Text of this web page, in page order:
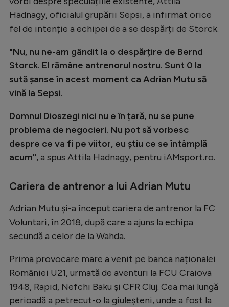
Tenis
Natație
Formula 1
Auto
Rugby
Ciclism
JO 2026
Intră în cont
Creează cont
Hadnagy, oficialul grupării Sepsi, a infirmat orice
fel de intenție a echipei de a se despărți de Storck.
"Nu, nu ne-am gândit la o despărțire de Bernd
Storck. El rămâne antrenorul nostru. Sunt 0 la
sută șanse în acest moment ca Adrian Mutu să
vină la Sepsi.
Domnul Dioszegi nici nu e în țară, nu se pune
problema de negocieri. Nu pot să vorbesc
despre ce va fi pe viitor, eu știu ce se întâmplă
acum",a spus Attila Hadnagy, pentru iAMsport.ro.
Cariera de antrenor a lui Adrian Mutu
Adrian Mutu și-a început cariera de antrenor la FC
Voluntari, în 2018, după care a ajuns la echipa
secundă a celor de la Wahda.
Prima provocare mare a venit pe banca naționalei
României U21, urmată de aventuri la FCU Craiova
1948, Rapid, Nefchi Baku și CFR Cluj. Cea mai lungă
perioadă a petrecut-o la giuleșteni, unde a fost la